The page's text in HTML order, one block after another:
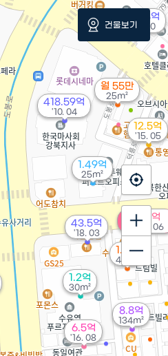
13.8억
'16. 10
매물
53억
'26. 06
1.2억
30m²
1.49억
25m²
월 55만
25m²
1.5억
44m²
43.5억
'18. 03
8.8억
134m²
6.5억
'16. 08
12.5억
'15. 05
418.59억
'10. 04
건물보기